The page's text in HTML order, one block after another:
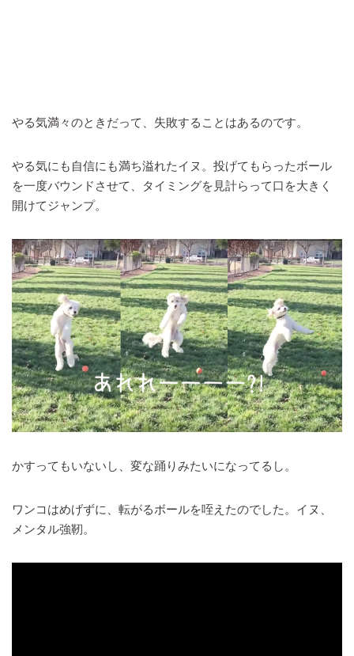
やる気満々のときだって、失敗することはあるのです。
やる気にも自信にも満ち溢れたイヌ。投げてもらったボール
を一度バウンドさせて、タイミングを見計らって口を大きく
開けてジャンプ。
かすってもいないし、変な踊りみたいになってるし。
ワンコはめげずに、転がるボールを咥えたのでした。イヌ、
メンタル強靭。